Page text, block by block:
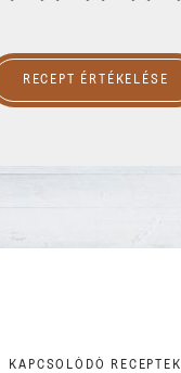
RECEPT ÉRTÉKELÉSE
KAPCSOLÓDÓ RECEPTEK